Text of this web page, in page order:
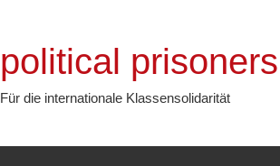
political
Für die internationale Klassensolidarität